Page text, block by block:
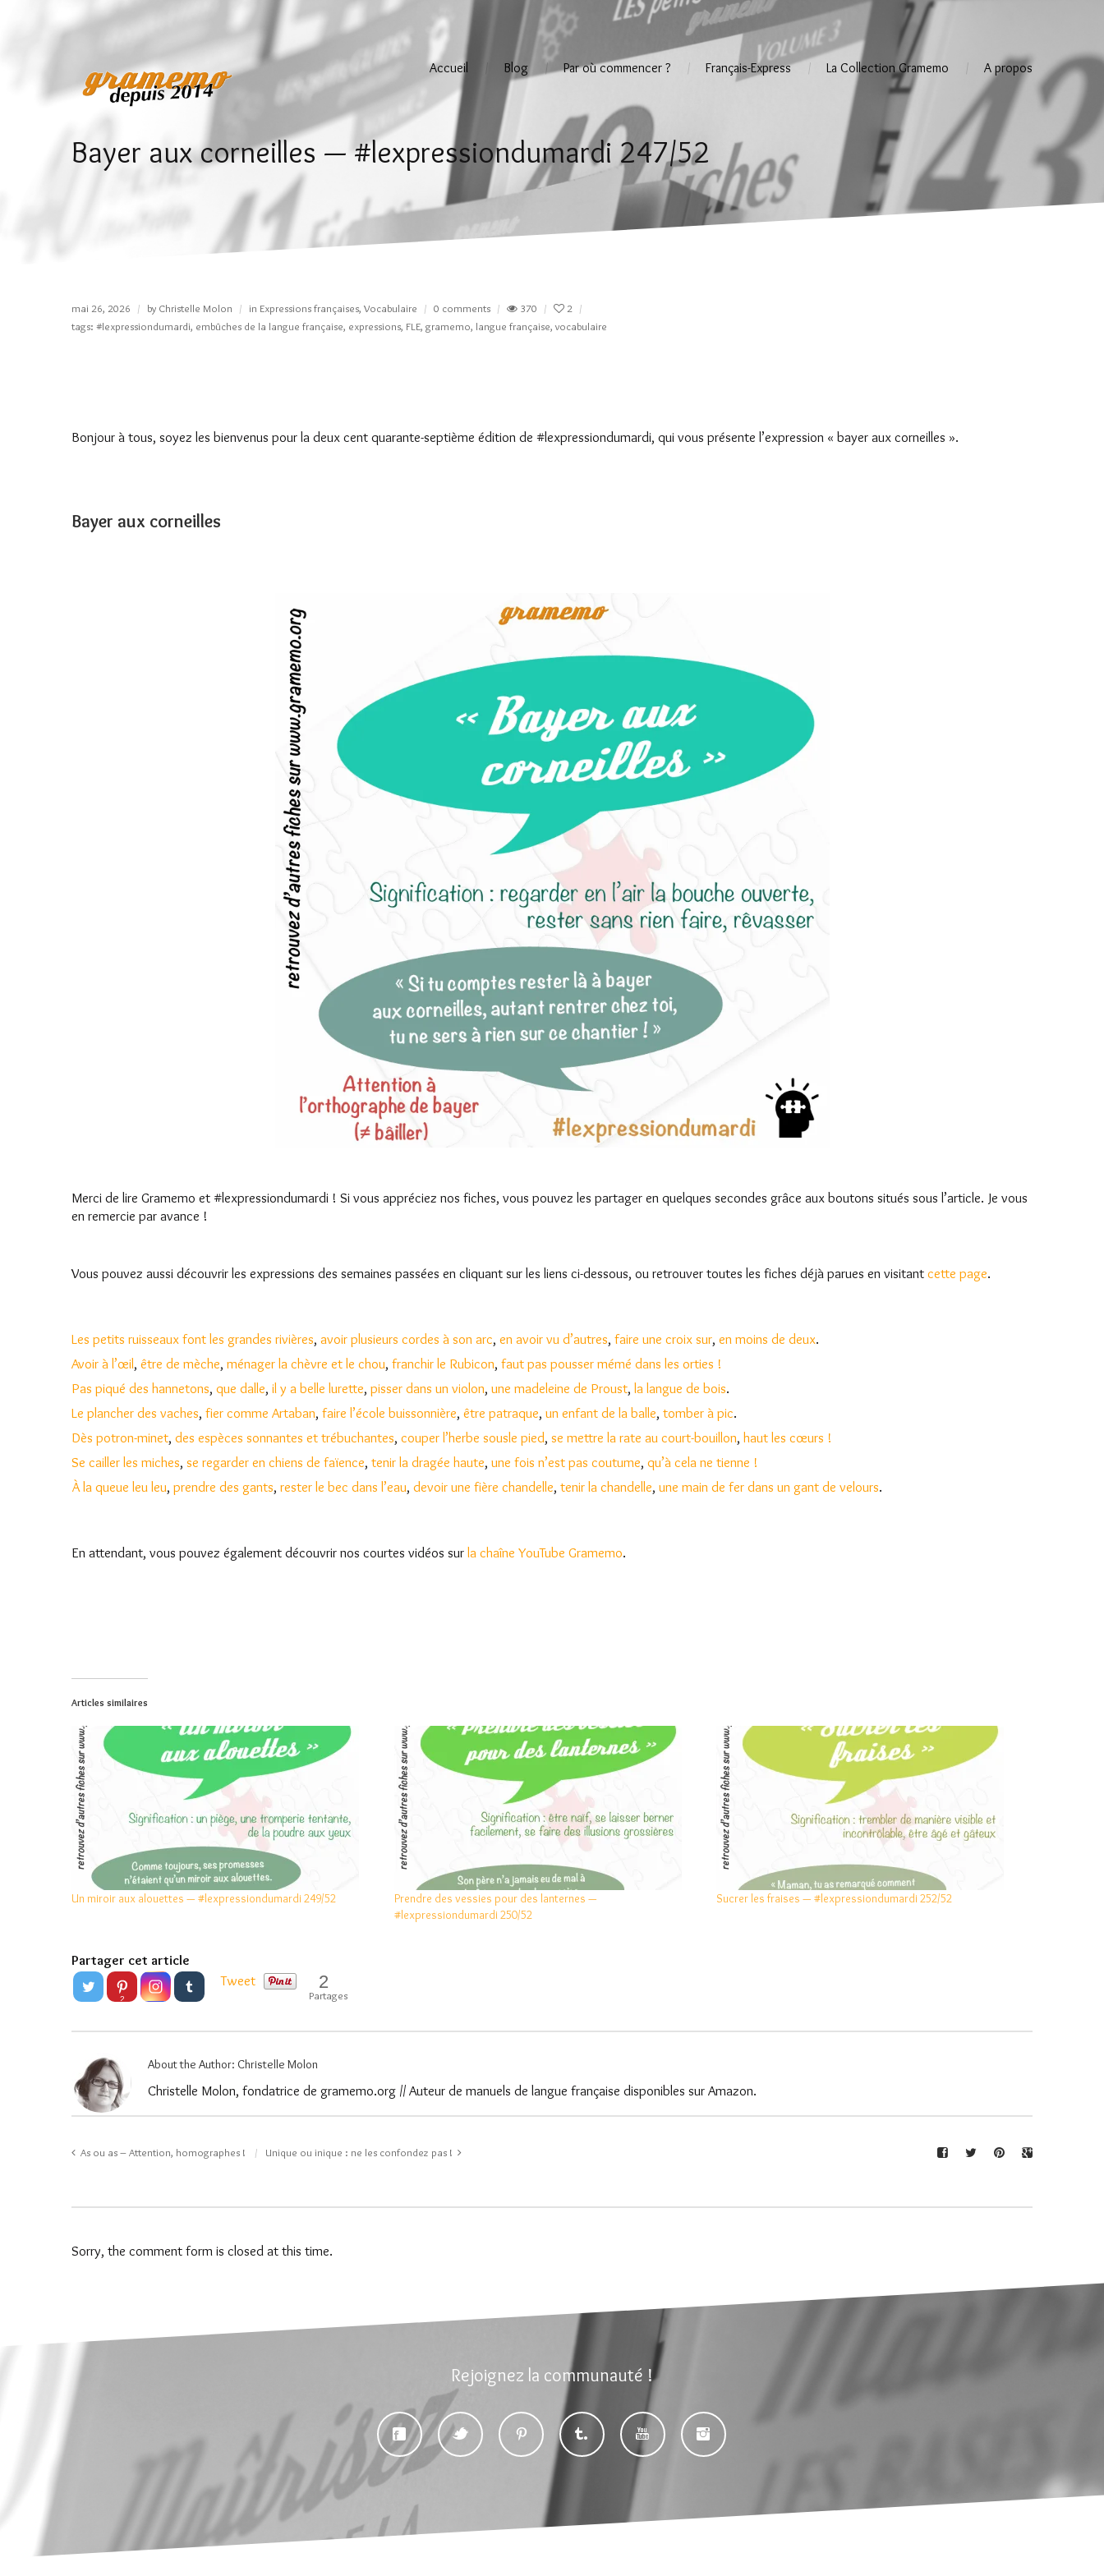
Accueil Blog Par où commencer ? Français-Express La Collection Gramemo A propos
Bayer aux corneilles — #lexpressiondumardi 247/52
mai 26, 2026 by Christelle Molon in Expressions françaises, Vocabulaire 0 comments 370
2
tags: #lexpressiondumardi, embûches de la langue française, expressions, FLE, gramemo, langue française,vocabulaire
Bonjour à tous, soyez les bienvenus pour la deux cent quarante-septième édition de #lexpressiondumardi, qui vous présente l’expression « bayer aux corneilles ».
Bayer aux corneilles
Merci de lire Gramemo et #lexpressiondumardi ! Si vous appréciez nos fiches, vous pouvez les partager en quelques secondes grâce aux boutons situés sous l’article. Je vous
en remercie par avance !
Vous pouvez aussi découvrir les expressions des semaines passées en cliquant sur les liens ci-dessous, ou retrouver toutes les fiches déjà parues en visitant cette page.
Les petits ruisseaux font les grandes rivières, avoir plusieurs cordes à son arc, en avoir vu d’autres, faire une croix sur, en moins de deux.
Avoir à l’œil, être de mèche, ménager la chèvre et le chou, franchir le Rubicon, faut pas pousser mémé dans les orties !
Pas piqué des hannetons, que dalle, il y a belle lurette, pisser dans un violon, une madeleine de Proust, la langue de bois.
Le plancher des vaches, fier comme Artaban, faire l’école buissonnière, être patraque, un enfant de la balle, tomber à pic.
Dès potron-minet, des espèces sonnantes et trébuchantes, couper l’herbe sousle pied, se mettre la rate au court-bouillon, haut les cœurs !
Se cailler les miches, se regarder en chiens de faïence, tenir la dragée haute, une fois n’est pas coutume, qu’à cela ne tienne !
À la queue leu leu, prendre des gants, rester le bec dans l’eau, devoir une fière chandelle, tenir la chandelle, une main de fer dans un gant de velours.
En attendant, vous pouvez également découvrir nos courtes vidéos sur la chaîne YouTube Gramemo.
Articles similaires
Un miroir aux alouettes — #lexpressiondumardi 249/52
Prendre des vessies pour des lanternes —
#lexpressiondumardi 250/52
Sucrer les fraises — #lexpressiondumardi 252/52
Partager cet article
2
Tweet 2
Partages
About the Author: Christelle Molon
Christelle Molon, fondatrice de gramemo.org // Auteur de manuels de langue française disponibles sur Amazon.
As ou as – Attention, homographes ! Unique ou inique : ne les confondez pas !
Sorry, the comment form is closed at this time.
Rejoignez la communauté !